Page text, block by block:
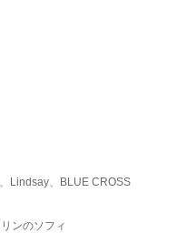
Lindsay、BLUE CROSS
ンのソフィ